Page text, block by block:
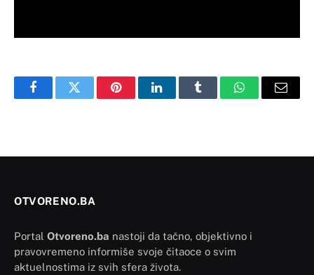
FacebookTwitter PinterestLinkedInTumblr WhatsAppEmail
OTVORENO.BA
Portal Otvoreno.ba nastoji da tačno, objektivno i
pravovremeno informiše svoje čitaoce o svim
aktuelnostima iz svih sfera života.